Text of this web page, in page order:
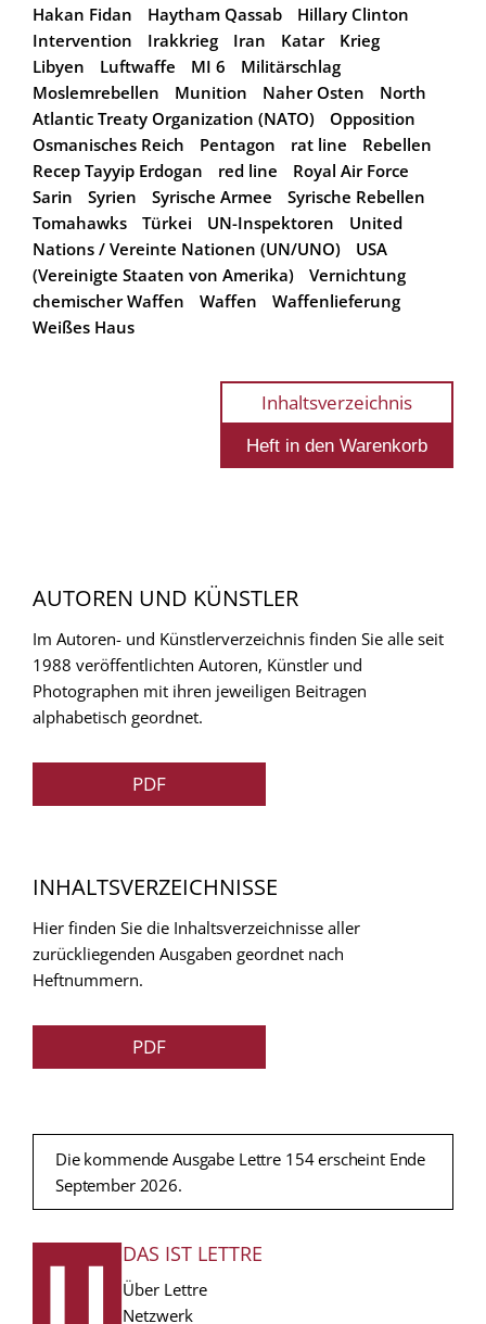
Hakan Fidan
Haytham Qassab
Hillary Clinton
Intervention
Irakkrieg Iran Katar
Krieg
Libyen
Luftwaffe MI 6
Militärschlag
Moslemrebellen
Munition Naher Osten
North
Atlantic Treaty Organization (NATO)
Opposition
Osmanisches Reich
Pentagon rat line
Rebellen
Recep Tayyip Erdogan
red line
Royal Air Force
Sarin
Syrien Syrische Armee
Syrische Rebellen
Tomahawks
Türkei UN-Inspektoren
United
Nations / Vereinte Nationen (UN/UNO)
USA
(Vereinigte Staaten von Amerika)
Vernichtung
chemischer Waffen
Waffen
Waffenlieferung
Weißes Haus
Inhaltsverzeichnis
AUTOREN UND KÜNSTLER
Im Autoren- und Künstlerverzeichnis finden Sie alle seit
1988 veröffentlichten Autoren, Künstler und
Photographen mit ihren jeweiligen Beitragen
alphabetisch geordnet.
PDF
INHALTSVERZEICHNISSE
Hier finden Sie die Inhaltsverzeichnisse aller
zurückliegenden Ausgaben geordnet nach
Heftnummern.
PDF
Die kommende Ausgabe Lettre 154 erscheint Ende
September 2026.
FUSSZEILE
DAS IST LETTRE
Über Lettre
Netzwerk